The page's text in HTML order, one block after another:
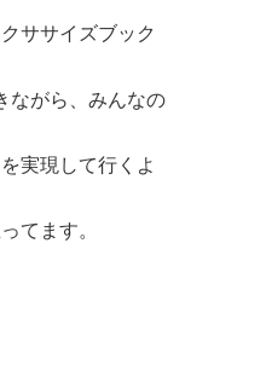
ササイズブック
ながら、みんなの
実現して行くよ
てます。